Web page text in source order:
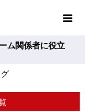
ム関係者に役立